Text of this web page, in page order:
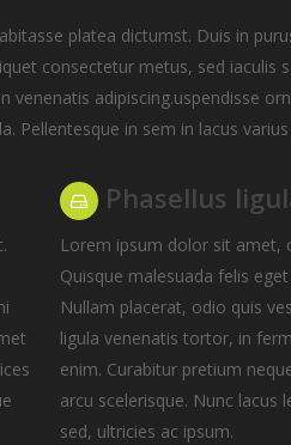
platea dictumst. Duis in
consectetur metus, sed iaculis
adipiscing.uspendisse
Pellentesque in sem in lacus
Phasellus
Lorem ipsum dolor sit amet,
Quisque malesuada felis
Nullam placerat, odio quis
ligula venenatis tortor, in
enim. Curabitur pretium
arcu scelerisque. Nunc lacus
sed, ultricies ac ipsum.